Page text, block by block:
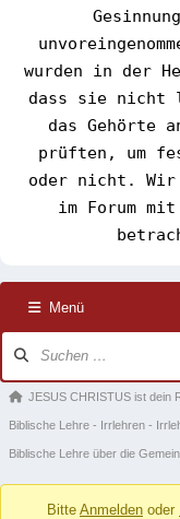
wurden in der
dass sie nicht
das Gehörte
prüften, um
oder nicht.
im Forum
Menü
Navigation
Forum-
Breadcrumbs
-
JESUS CHRISTUS ist dein
Biblische Lehre - Irrlehren -
Biblische Lehre über die
Bitte Anmelden oder